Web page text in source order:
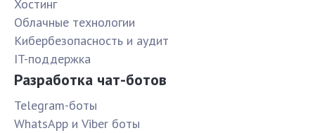
Хостинг
Облачные технологии
Кибербезопасность и аудит
IT-поддержка
Разработка чат-ботов
Telegram-боты
WhatsApp и Viber боты